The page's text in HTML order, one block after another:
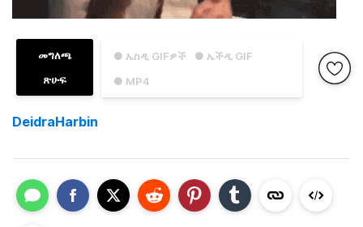
● ኤስዲ GIFዎች
● ኤችዲ GIF
● MP4
መግለጫ
ጽሁፍ
DeidraHarbin